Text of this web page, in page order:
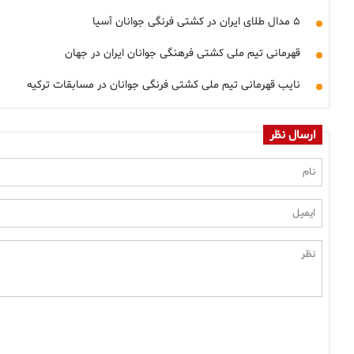
۵ مدال طلای ایران در کشتی فرنگی جوانان آسیا
قهرمانی تیم ملی کشتی فرهنگی جوانان ایران در جهان
نایب قهرمانی تیم ملی کشتی فرنگی جوانان در مسابقات ترکیه
ارسال نظر